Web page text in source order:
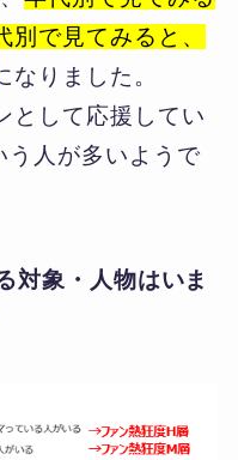
で見てみると、
なりました。
として応援してい
う人が多いようで
対象・人物はいま